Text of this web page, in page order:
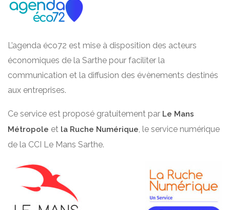
L’agenda éco72 est mise à disposition des acteurs
économiques de la Sarthe pour faciliter la
communication et la diffusion des évènements destinés
aux entreprises.
Ce service est proposé gratuitement par Le Mans
Métropole et la Ruche Numérique , le service numérique
de la CCI Le Mans Sarthe.